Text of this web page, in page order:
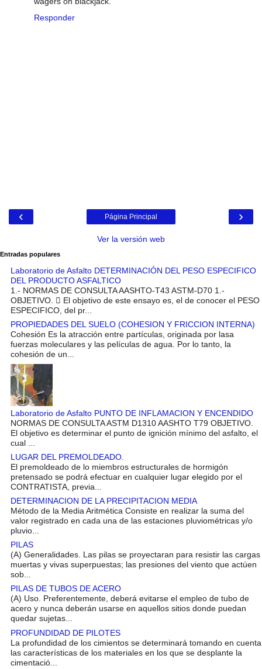
Responder
‹ ›
Página Principal
Ver la versión web
Entradas populares
Laboratorio de Asfalto DETERMINACIÓN DEL PESO ESPECIFICO
DEL PRODUCTO ASFALTICO
1.- NORMAS DE CONSULTA AASHTO-T43 ASTM-D70 1.-
OBJETIVO.  El objetivo de este ensayo es, el de conocer el PESO
ESPECIFICO, del pr...
PROPIEDADES DEL SUELO (COHESION Y FRICCION INTERNA)
Cohesión Es la atracción entre partículas, originada por lasa
fuerzas moleculares y las películas de agua. Por lo tanto, la
cohesión de un...
Laboratorio de Asfalto PUNTO DE INFLAMACION Y ENCENDIDO
NORMAS DE CONSULTA ASTM D1310 AASHTO T79 OBJETIVO.
El objetivo es determinar el punto de ignición mínimo del asfalto, el
cual ...
LUGAR DEL PREMOLDEADO.
El premoldeado de lo miembros estructurales de hormigón
pretensado se podrá efectuar en cualquier lugar elegido por el
CONTRATISTA, previa...
DETERMINACION DE LA PRECIPITACION MEDIA
Método de la Media Aritmética Consiste en realizar la suma del
valor registrado en cada una de las estaciones pluviométricas y/o
pluvio...
PILAS
(A) Generalidades. Las pilas se proyectaran para resistir las cargas
muertas y vivas superpuestas; las presiones del viento que actúen
sob...
PILAS DE TUBOS DE ACERO
(A) Uso. Preferentemente, deberá evitarse el empleo de tubo de
acero y nunca deberán usarse en aquellos sitios donde puedan
quedar sujetas...
PROFUNDIDAD DE PILOTES
La profundidad de los cimientos se determinará tomando en cuenta
las características de los materiales en los que se desplante la
cimentació...